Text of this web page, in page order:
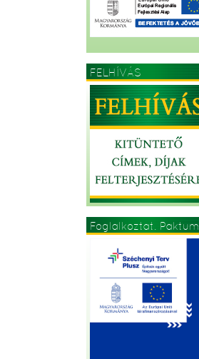
FELHÍVÁS
Foglalkoztat. Paktum